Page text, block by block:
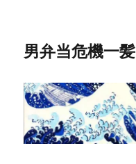
男弁当危機一髪